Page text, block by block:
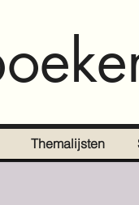
Themalijsten